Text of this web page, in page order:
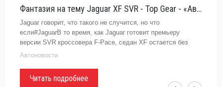
Фантазия на тему Jaguar XF SVR - Top Gear - «Автоновости»
Jaguar говорит, что такого не случится, но что
если#JaguarВ то время, как Jaguar готовит премьеру
версии SVR кроссовера F-Pace, седан XF остается без
внимания спортивного подразделения компании. В
Автоновости
Читать подробнее